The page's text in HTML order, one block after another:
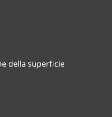
della superficie